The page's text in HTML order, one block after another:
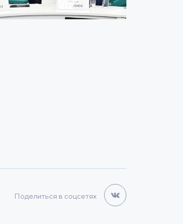
Поделиться в соцсетях